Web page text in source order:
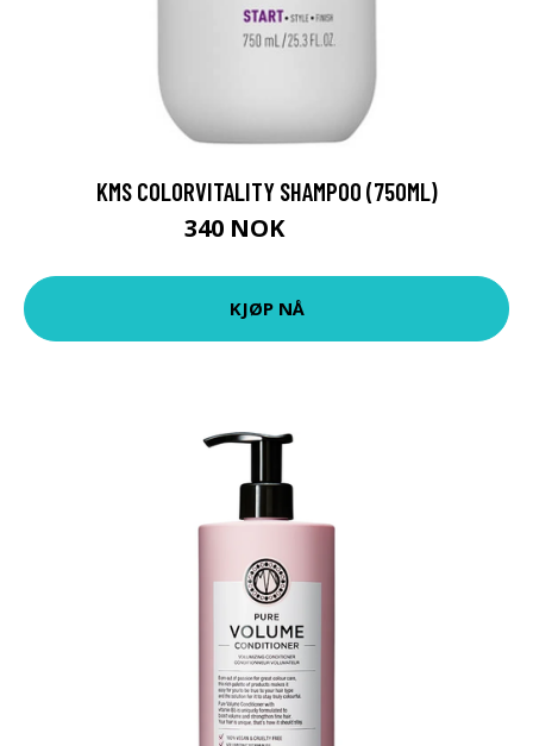
KMS COLORVITALITY SHAMPOO (750ML)
340 NOK
KJØP NÅ